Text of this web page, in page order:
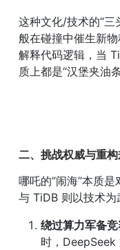
这种文化/技术的“三
般在碰撞中催生新
解释代码逻辑，当
质上都是“汉堡夹油
二、挑战权威与重
哪吒的“闹海”本质
与 TiDB 则以技术为
绕过算力军备
时，DeepSeek